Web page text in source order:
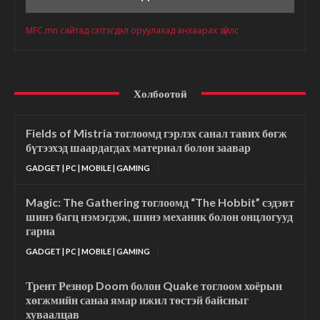
MFC.mn сайтад сэтгэгдэл оруулахад анхаарах зүйлс
Холбоотой
Fields of Mistria тоглоомд гэрлэх санал тавих бөгж
бүтээхэд шаардагдах материал болон заавар
GADGET | PC | MOBILE | GAMING
Magic: The Gathering тоглоомд “The Hobbit” сэдэвт
шинэ багц нэмэгдэж, шинэ механик болон онцлогууд
гарна
GADGET | PC | MOBILE | GAMING
Трент Резнор Doom болон Quake тоглоом хоёрын
хөгжмийн санаа ямар ижил төстэй байсныг
хуваалцав